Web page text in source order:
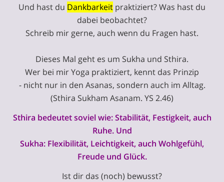
Und hast du Dankbarkeit praktiziert? Was hast du
dabei beobachtet?
Schreib mir gerne, auch wenn du Fragen hast.
Dieses Mal geht es um Sukha und Sthira.
Wer bei mir Yoga praktiziert, kennt das Prinzip
- nicht nur in den Asanas, sondern auch im Alltag.
(Sthira Sukham Asanam. YS 2.46)
Sthira bedeutet soviel wie: Stabilität, Festigkeit, auch
Ruhe. Und
Sukha: Flexibilität, Leichtigkeit, auch Wohlgefühl,
Freude und Glück.
Ist dir das (noch) bewusst?